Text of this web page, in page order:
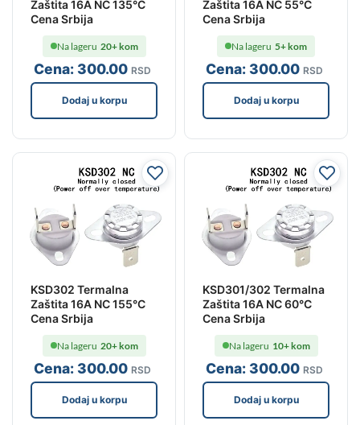
Zaštita 16A NC 135°C
Cena Srbija
Cena:300.00 RSD
Na lageru 20+ kom
Dodaj u korpu
Zaštita 16A NC 55°C
Cena Srbija
Cena:300.00 RSD
Na lageru 5+ kom
Dodaj u korpu
KSD302 Termalna
Zaštita 16A NC 155°C
Cena Srbija
Cena:300.00 RSD
Na lageru 20+ kom
Dodaj u korpu
KSD301/302 Termalna
Zaštita 16A NC 60°C
Cena Srbija
Cena:300.00 RSD
Na lageru 10+ kom
Dodaj u korpu